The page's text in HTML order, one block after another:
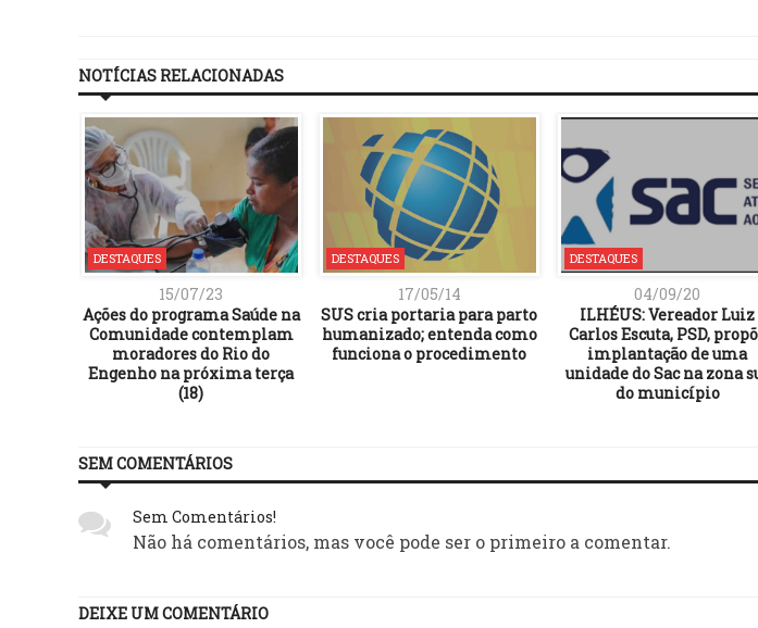
NOTÍCIAS RELACIONADAS
DESTAQUES
15/07/23
Ações do programa Saúde na
Comunidade contemplam
moradores do Rio do
Engenho na próxima terça
(18)
DESTAQUES
17/05/14
SUS cria portaria para parto
humanizado; entenda como
funciona o procedimento
DESTAQUES
04/09/20
ILHÉUS: Vereador Luiz
Carlos Escuta, PSD,
implantação de uma
unidade do Sac na zona
do município
SEM COMENTÁRIOS
Sem Comentários!
Não há comentários, mas você pode ser o primeiro a comentar.
DEIXE UM COMENTÁRIO